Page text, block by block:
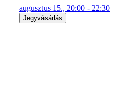
augusztus 15., 20:00 - 22:30
Jegyvásárlás